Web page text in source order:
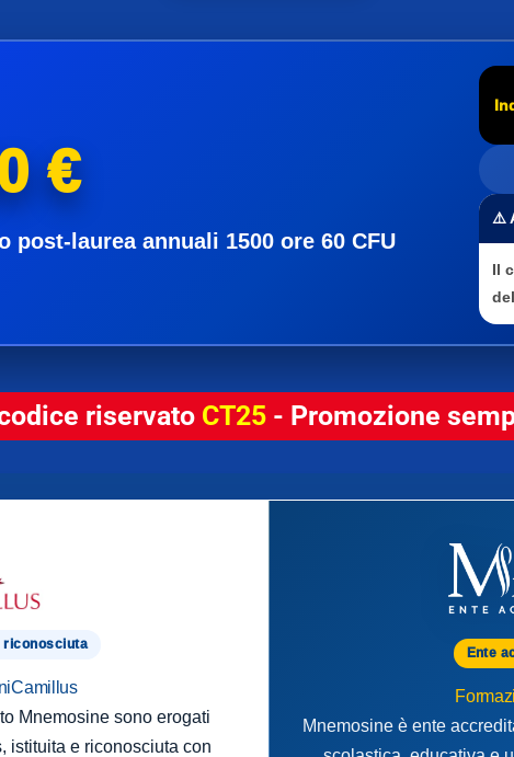
€
laurea annuali 1500 ore 60 CFU
⚠️
Il
riservato CT25- Promozione
riconosciuta
Mnemosine sono erogati
istituita e riconosciuta con
Ente
Mnemosine è ente